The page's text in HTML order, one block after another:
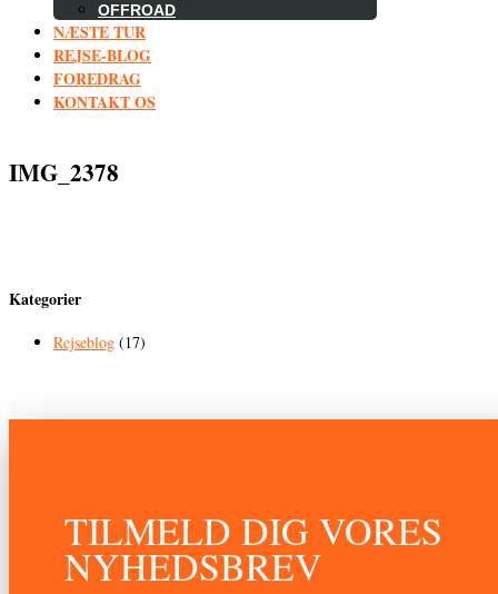
OFFROAD
NÆSTE TUR
REJSE-BLOG
FOREDRAG
KONTAKT OS
IMG_2378
Kategorier
Rejseblog (17)
TILMELD DIG VORES
NYHEDSBREV